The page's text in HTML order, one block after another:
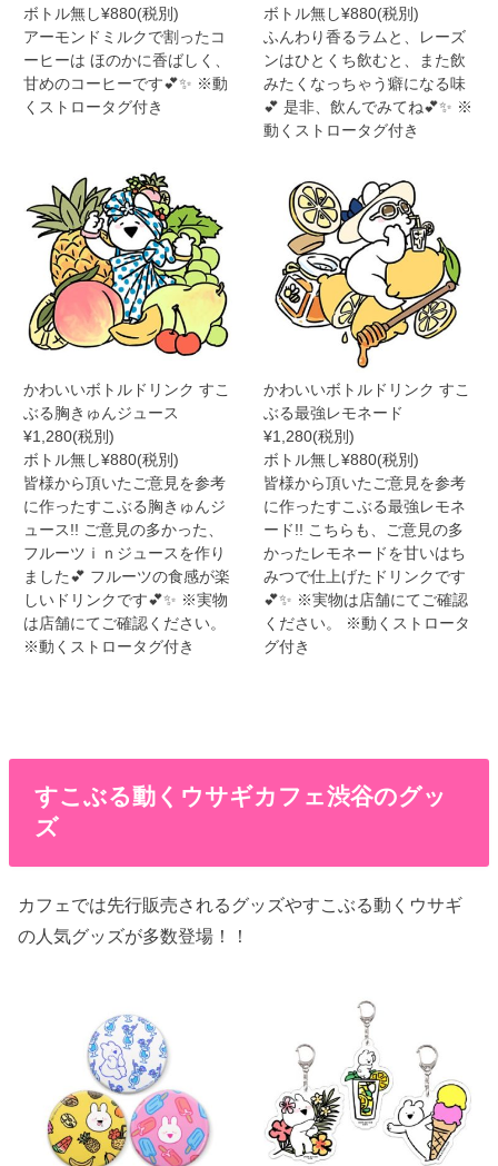
ボトル無し¥880(税別)
アーモンドミルクで割ったコ
ーヒーは ほのかに香ばしく、
甘めのコーヒーです💕✨ ※動
くストロータグ付き
ボトル無し¥880(税別)
ふんわり香るラムと、レーズ
ンはひとくち飲むと、また飲
みたくなっちゃう癖になる味
💕 是非、飲んでみてね💕✨ ※
動くストロータグ付き
かわいいボトルドリンク すこ
ぶる胸きゅんジュース
¥1,280(税別)
ボトル無し¥880(税別)
皆様から頂いたご意見を参考
に作ったすこぶる胸きゅんジ
ュース!! ご意見の多かった、
フルーツｉｎジュースを作り
ました💕 フルーツの食感が楽
しいドリンクです💕✨ ※実物
は店舗にてご確認ください。
※動くストロータグ付き
かわいいボトルドリンク すこ
ぶる最強レモネード
¥1,280(税別)
ボトル無し¥880(税別)
皆様から頂いたご意見を参考
に作ったすこぶる最強レモネ
ード!! こちらも、ご意見の多
かったレモネードを甘いはち
みつで仕上げたドリンクです
💕✨ ※実物は店舗にてご確認
ください。 ※動くストロータ
グ付き
すこぶる動くウサギカフェ渋谷のグッ
ズ
カフェでは先行販売されるグッズやすこぶる動くウサギ
の人気グッズが多数登場！！